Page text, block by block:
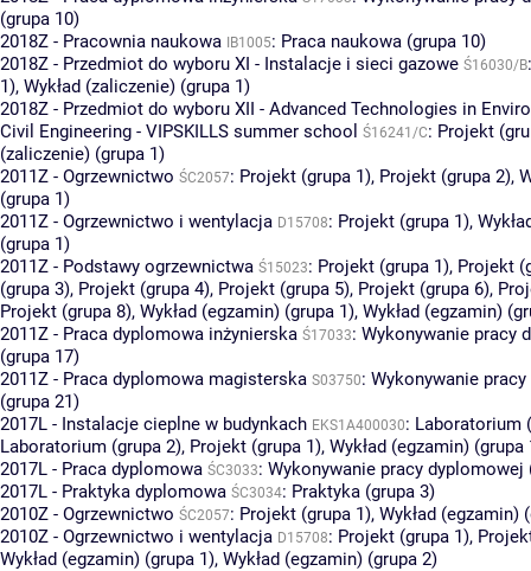
(grupa 10)
2018Z - Pracownia naukowa IB1005: Praca naukowa (grupa 10)
2018Z - Przedmiot do wyboru XI - Instalacje i sieci gazowe Ś16030/B
1), Wykład (zaliczenie) (grupa 1)
2018Z - Przedmiot do wyboru XII - Advanced Technologies in
Civil Engineering - VIPSKILLS summer school
Ś16241/C: Projekt
(zaliczenie) (grupa 1)
2011Z - Ogrzewnictwo ŚC2057: Projekt (grupa 1), Projekt (grupa 2),
(grupa 1)
2011Z - Ogrzewnictwo i wentylacja D15708: Projekt (grupa 1),
(grupa 1)
2011Z - Podstawy ogrzewnictwa Ś15023: Projekt (grupa 1), Projekt
(grupa 3), Projekt (grupa 4), Projekt (grupa 5), Projekt (grupa 6),
Projekt (grupa 8), Wykład (egzamin) (grupa 1), Wykład (egzamin)
2011Z - Praca dyplomowa inżynierska Ś17033: Wykonywanie pracy
(grupa 17)
2011Z - Praca dyplomowa magisterska S03750: Wykonywanie
(grupa 21)
2017L - Instalacje cieplne w budynkach EKS1A400030: Laboratorium
Laboratorium (grupa 2), Projekt (grupa 1), Wykład (egzamin) (grupa
2017L - Praca dyplomowa ŚC3033: Wykonywanie pracy dyplomowej
2017L - Praktyka dyplomowa ŚC3034: Praktyka (grupa 3)
2010Z - Ogrzewnictwo ŚC2057: Projekt (grupa 1), Wykład (egzamin)
2010Z - Ogrzewnictwo i wentylacja D15708: Projekt (grupa 1),
Wykład (egzamin) (grupa 1), Wykład (egzamin) (grupa 2)